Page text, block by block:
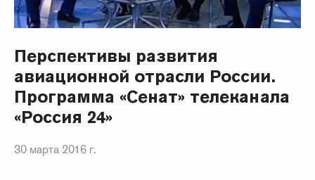
Перспективы развития
авиационной отрасли России.
Программа «Сенат» телеканала
«Россия 24»
30 марта 2016 г.